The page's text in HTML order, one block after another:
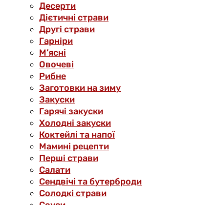
Десерти
Дієтичні страви
Другі страви
Гарніри
М’ясні
Овочеві
Рибне
Заготовки на зиму
Закуски
Гарячі закуски
Холодні закуски
Коктейлі та напої
Мамині рецепти
Перші страви
Салати
Сендвічі та бутерброди
Солодкі страви